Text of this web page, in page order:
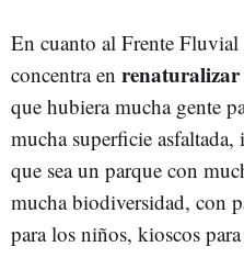
En cuanto al Frente
concentra en renaturalizar
que hubiera mucha gente
mucha superficie
que sea un parque con
mucha biodiversidad, con
para los niños, kioscos